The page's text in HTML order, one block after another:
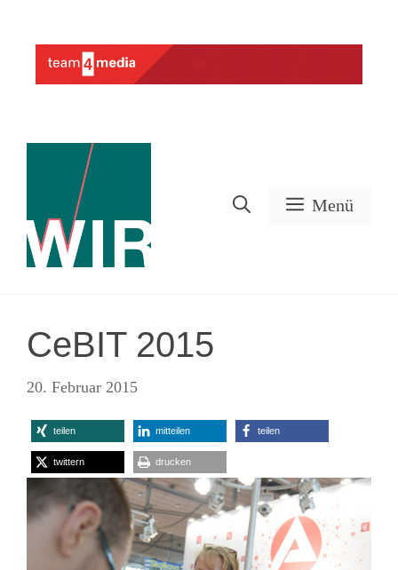
springen
Menü
CeBIT 2015
20. Februar 2015
teilen mitteilen teilen
twittern drucken